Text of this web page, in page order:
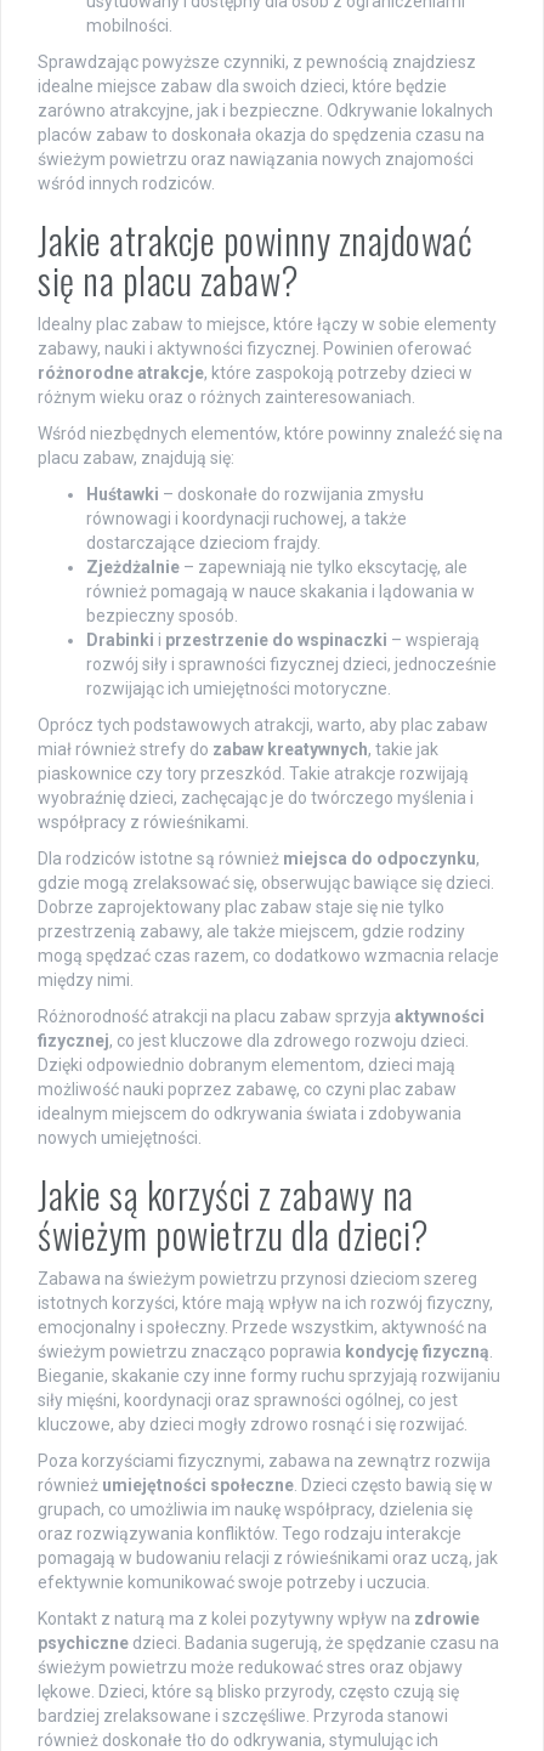
mobilności.
Sprawdzając powyższe czynniki, z pewnością znajdziesz
idealne miejsce zabaw dla swoich dzieci, które będzie
zarówno atrakcyjne, jak i bezpieczne. Odkrywanie lokalnych
placów zabaw to doskonała okazja do spędzenia czasu na
świeżym powietrzu oraz nawiązania nowych znajomości
wśród innych rodziców.
Jakie atrakcje powinny znajdować
się na placu zabaw?
Idealny plac zabaw to miejsce, które łączy w sobie elementy
zabawy, nauki i aktywności fizycznej. Powinien oferować
różnorodne atrakcje, które zaspokoją potrzeby dzieci w
różnym wieku oraz o różnych zainteresowaniach.
Wśród niezbędnych elementów, które powinny znaleźć się na
placu zabaw, znajdują się:
Huśtawki – doskonałe do rozwijania zmysłu
równowagi i koordynacji ruchowej, a także
dostarczające dzieciom frajdy.
Zjeżdżalnie – zapewniają nie tylko ekscytację, ale
również pomagają w nauce skakania i lądowania w
bezpieczny sposób.
Drabinki i przestrzenie do wspinaczki – wspierają
rozwój siły i sprawności fizycznej dzieci, jednocześnie
rozwijając ich umiejętności motoryczne.
Oprócz tych podstawowych atrakcji, warto, aby plac zabaw
miał również strefy do zabaw kreatywnych, takie jak
piaskownice czy tory przeszkód. Takie atrakcje rozwijają
wyobraźnię dzieci, zachęcając je do twórczego myślenia i
współpracy z rówieśnikami.
Dla rodziców istotne są również miejsca do odpoczynku,
gdzie mogą zrelaksować się, obserwując bawiące się dzieci.
Dobrze zaprojektowany plac zabaw staje się nie tylko
przestrzenią zabawy, ale także miejscem, gdzie rodziny
mogą spędzać czas razem, co dodatkowo wzmacnia relacje
między nimi.
Różnorodność atrakcji na placu zabaw sprzyja aktywności
fizycznej, co jest kluczowe dla zdrowego rozwoju dzieci.
Dzięki odpowiednio dobranym elementom, dzieci mają
możliwość nauki poprzez zabawę, co czyni plac zabaw
idealnym miejscem do odkrywania świata i zdobywania
nowych umiejętności.
Jakie są korzyści z zabawy na
świeżym powietrzu dla dzieci?
Zabawa na świeżym powietrzu przynosi dzieciom szereg
istotnych korzyści, które mają wpływ na ich rozwój fizyczny,
emocjonalny i społeczny. Przede wszystkim, aktywność na
świeżym powietrzu znacząco poprawia kondycję fizyczną
Bieganie, skakanie czy inne formy ruchu sprzyjają rozwijaniu
siły mięśni, koordynacji oraz sprawności ogólnej, co jest
kluczowe, aby dzieci mogły zdrowo rosnąć i się rozwijać.
Poza korzyściami fizycznymi, zabawa na zewnątrz rozwija
również umiejętności społeczne . Dzieci często bawią się w
grupach, co umożliwia im naukę współpracy, dzielenia się
oraz rozwiązywania konfliktów. Tego rodzaju interakcje
pomagają w budowaniu relacji z rówieśnikami oraz uczą, jak
efektywnie komunikować swoje potrzeby i uczucia.
Kontakt z naturą ma z kolei pozytywny wpływ na zdrowie
psychiczne dzieci. Badania sugerują, że spędzanie czasu na
świeżym powietrzu może redukować stres oraz objawy
lękowe. Dzieci, które są blisko przyrody, często czują się
bardziej zrelaksowane i szczęśliwe. Przyroda stanowi
również doskonałe tło do odkrywania, stymulując ich